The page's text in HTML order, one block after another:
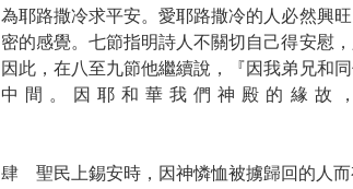
為耶路撒冷求平安。愛耶路撒冷的人必然興
密的感覺。七節指明詩人不關切自己得安慰
因此，在八至九節他繼續說，『因我弟兄和
中間。因耶和華我們神殿的緣
肆 聖民上錫安時，因神憐恤被擄歸回的